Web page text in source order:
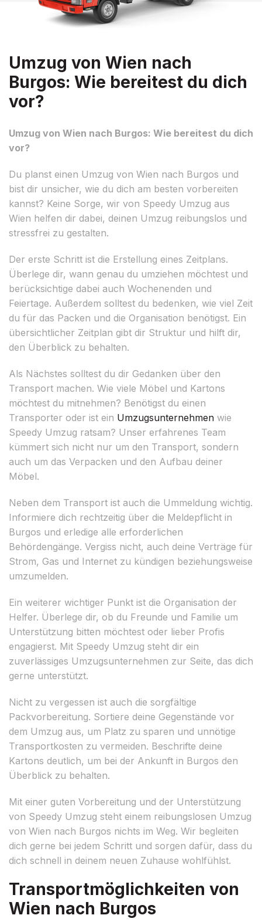
Umzug von Wien nach
Burgos: Wie bereitest du dich
vor?
Umzug von Wien nach Burgos: Wie bereitest du dich
vor?
Du planst einen Umzug von Wien nach Burgos und
bist dir unsicher, wie du dich am besten vorbereiten
kannst? Keine Sorge, wir von Speedy Umzug aus
Wien helfen dir dabei, deinen Umzug reibungslos und
stressfrei zu gestalten.
Der erste Schritt ist die Erstellung eines Zeitplans.
Überlege dir, wann genau du umziehen möchtest und
berücksichtige dabei auch Wochenenden und
Feiertage. Außerdem solltest du bedenken, wie viel Zeit
du für das Packen und die Organisation benötigst. Ein
übersichtlicher Zeitplan gibt dir Struktur und hilft dir,
den Überblick zu behalten.
Als Nächstes solltest du dir Gedanken über den
Transport machen. Wie viele Möbel und Kartons
möchtest du mitnehmen? Benötigst du einen
Transporter oder ist ein Umzugsunternehmen wie
Speedy Umzug ratsam? Unser erfahrenes Team
kümmert sich nicht nur um den Transport, sondern
auch um das Verpacken und den Aufbau deiner
Möbel.
Neben dem Transport ist auch die Ummeldung wichtig.
Informiere dich rechtzeitig über die Meldepflicht in
Burgos und erledige alle erforderlichen
Behördengänge. Vergiss nicht, auch deine Verträge für
Strom, Gas und Internet zu kündigen beziehungsweise
umzumelden.
Ein weiterer wichtiger Punkt ist die Organisation der
Helfer. Überlege dir, ob du Freunde und Familie um
Unterstützung bitten möchtest oder lieber Profis
engagierst. Mit Speedy Umzug steht dir ein
zuverlässiges Umzugsunternehmen zur Seite, das dich
gerne unterstützt.
Nicht zu vergessen ist auch die sorgfältige
Packvorbereitung. Sortiere deine Gegenstände vor
dem Umzug aus, um Platz zu sparen und unnötige
Transportkosten zu vermeiden. Beschrifte deine
Kartons deutlich, um bei der Ankunft in Burgos den
Überblick zu behalten.
Mit einer guten Vorbereitung und der Unterstützung
von Speedy Umzug steht einem reibungslosen Umzug
von Wien nach Burgos nichts im Weg. Wir begleiten
dich gerne bei jedem Schritt und sorgen dafür, dass du
dich schnell in deinem neuen Zuhause wohlfühlst.
Transportmöglichkeiten von
Wien nach Burgos